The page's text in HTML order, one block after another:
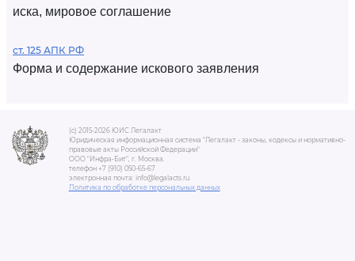
иска, мировое соглашение
ст. 125 АПК РФ
Форма и содержание искового заявления
(c) 2015-2026 ЮИС Легалакт
Юридическая информационная система "Легалакт - законы, кодексы и нормативно-
правовые акты Российской Федерации"
ООО "Инфра-Бит", г. Москва.
телефон +7 (910) 050-65-67
электронная почта: info@legalacts.ru
Политика по обработке персональных данных